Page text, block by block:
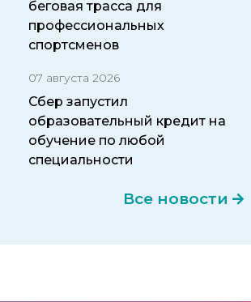
беговая трасса для
профессиональных
спортсменов
07 августа 2026
Сбер запустил
образовательный кредит на
обучение по любой
специальности
Все новости